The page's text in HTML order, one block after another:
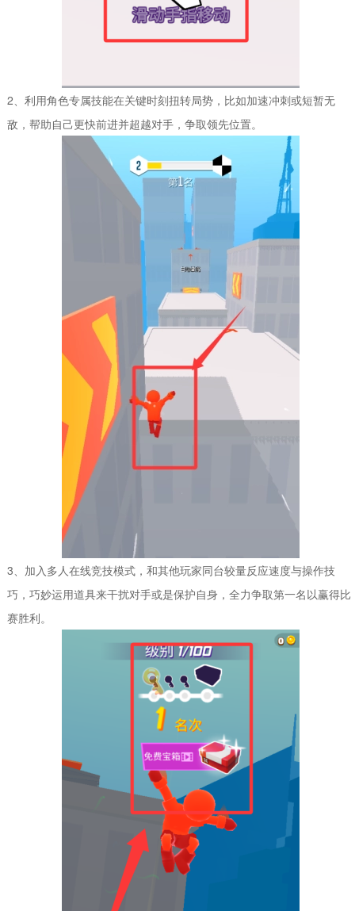
2、利用角色专属技能在关键时刻扭转局势，比如加速冲刺或短暂无
敌，帮助自己更快前进并超越对手，争取领先位置。
3、加入多人在线竞技模式，和其他玩家同台较量反应速度与操作技
巧，巧妙运用道具来干扰对手或是保护自身，全力争取第一名以赢得比
赛胜利。